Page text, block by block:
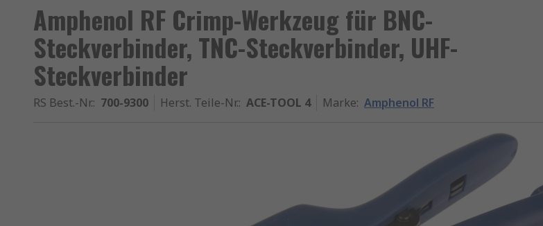
Amphenol RF Crimp-Werkzeug für BNC-
Steckverbinder, TNC-Steckverbinder, UHF-
Steckverbinder
RS Best.-Nr.: 700-9300 Herst. Teile-Nr.: ACE-TOOL 4 Marke: Amphenol RF